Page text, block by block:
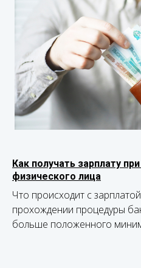
Как получать зарплату
физического лица
Что происходит с
прохождении процедуры
больше положенного